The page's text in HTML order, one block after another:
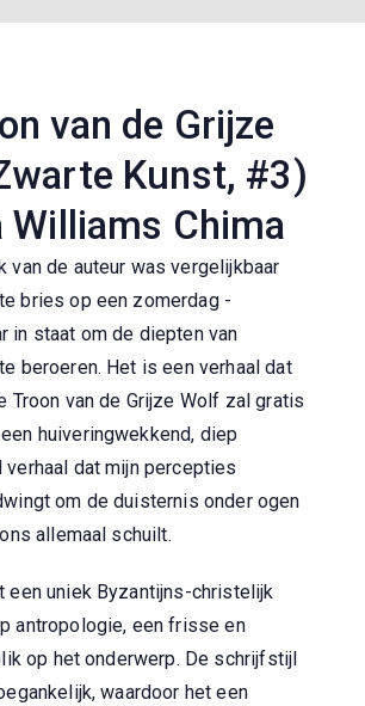
van de Grijze
Kunst, #3)
Williams Chima
van de auteur was vergelijkbaar
bries op een zomerdag -
in staat om de diepten van
beroeren. Het is een verhaal dat
Troon van de Grijze Wolf zal gratis
huiveringwekkend, diep
verhaal dat mijn percepties
om de duisternis onder ogen
allemaal schuilt.
een uniek Byzantijns-christelijk
antropologie, een frisse en
op het onderwerp. De schrijfstijl
waardoor het een